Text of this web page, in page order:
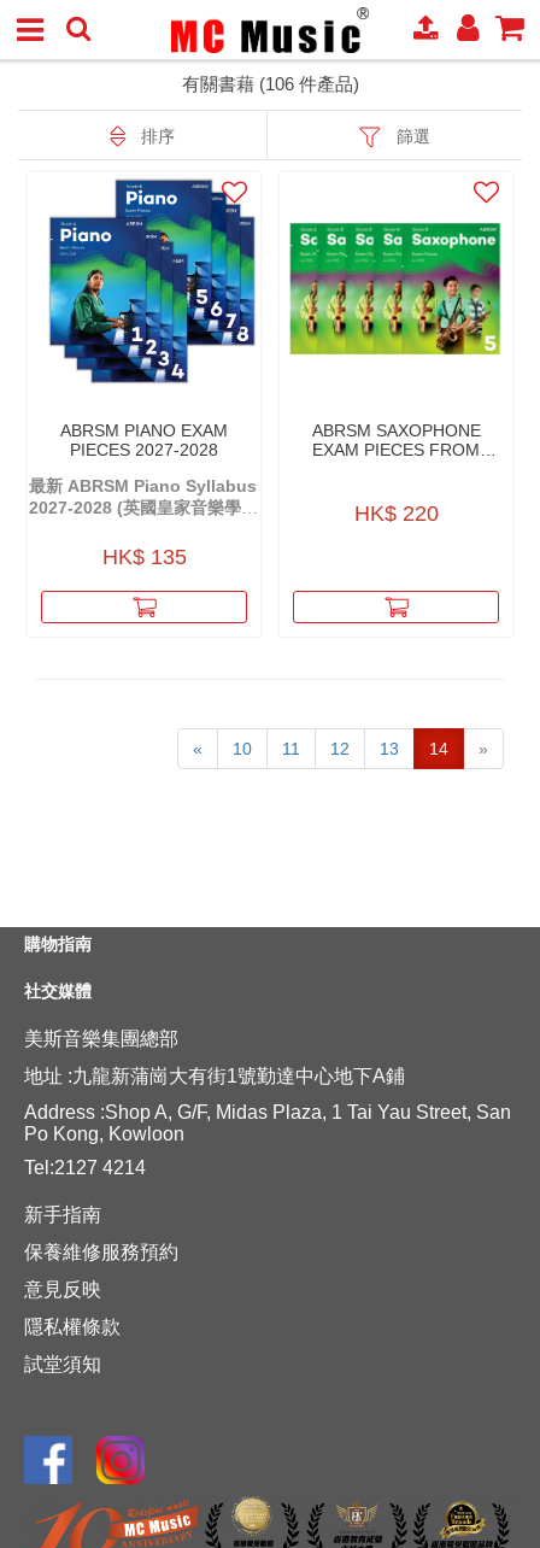
有關書藉 (106 件產品)
排序 篩選
ABRSM PIANO EXAM
PIECES 2027-2028
最新 ABRSM Piano Syllabus
2027-2028 (英國皇家音樂學院
HK$ 135
ABRSM SAXOPHONE
EXAM PIECES FROM
HK$ 220
« 10 11 12 13 14 »
購物指南
社交媒體
美斯音樂集團總部
地址 :九龍新蒲崗大有街1號勤達中心地下A鋪
Address :Shop A, G/F, Midas Plaza, 1 Tai Yau Street, San
Po Kong, Kowloon
Tel:2127 4214
新手指南
保養維修服務預約
意見反映
隱私權條款
試堂須知